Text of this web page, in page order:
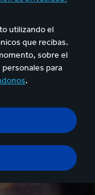
utilizando el
que recibas.
sobre el
para
.